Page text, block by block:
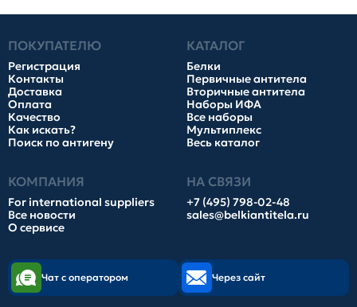
ПОКУПАТЕЛЮ
Регистрация
Контакты
Доставка
Оплата
Качество
Как искать?
Поиск по антигену
КАТАЛОГ
Белки
Первичные антитела
Вторичные антитела
Наборы ИФА
Все наборы
Мультиплекс
Весь каталог
КОМПАНИЯ
For international suppliers
Все новости
О сервисе
НА СВЯЗИ
+7 (495) 798-02-48
sales@belkiantitela.ru
Чат с оператором Через сайт